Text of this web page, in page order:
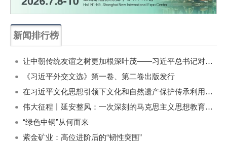
新闻排行榜
让中朝传统友谊之树更加根深叶茂——习近平总书记对朝鲜进行国事访问纪实
《习近平外交文选》第一卷、第二卷出版发行
在习近平文化思想引领下文化和自然遗产保护传承利用工作开创新局面
伟大征程丨延安整风：一次深刻的马克思主义思想教育运动
“绿色中铜”从何而来
紫金矿业：高位进阶后的“韧性突围”